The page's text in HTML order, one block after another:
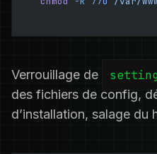
Verrouillage de
des fichiers de config,
d’installation, salage du